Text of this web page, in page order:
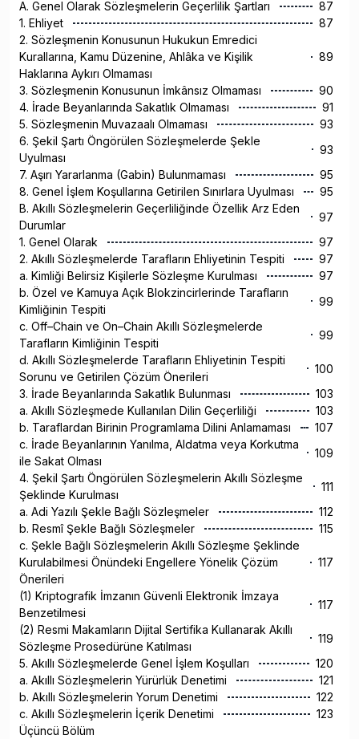
A. Genel Olarak Sözleşmelerin Geçerlilik Şartları
87
1. Ehliyet
87
2. Sözleşmenin Konusunun Hukukun Emredici
Kurallarına, Kamu Düzenine, Ahlâka ve Kişilik
Haklarına Aykırı Olmaması
89
3. Sözleşmenin Konusunun İmkânsız Olmaması
90
4. İrade Beyanlarında Sakatlık Olmaması
91
5. Sözleşmenin Muvazaalı Olmaması
93
6. Şekil Şartı Öngörülen Sözleşmelerde Şekle
Uyulması
93
7. Aşırı Yararlanma (Gabin) Bulunmaması
95
8. Genel İşlem Koşullarına Getirilen Sınırlara Uyulması
95
B. Akıllı Sözleşmelerin Geçerliliğinde Özellik Arz Eden
Durumlar
97
1. Genel Olarak
97
2. Akıllı Sözleşmelerde Tarafların Ehliyetinin Tespiti
97
a. Kimliği Belirsiz Kişilerle Sözleşme Kurulması
97
b. Özel ve Kamuya Açık Blokzincirlerinde Tarafların
Kimliğinin Tespiti
99
c. Off–Chain ve On–Chain Akıllı Sözleşmelerde
Tarafların Kimliğinin Tespiti
99
d. Akıllı Sözleşmelerde Tarafların Ehliyetinin Tespiti
Sorunu ve Getirilen Çözüm Önerileri
100
3. İrade Beyanlarında Sakatlık Bulunması
103
a. Akıllı Sözleşmede Kullanılan Dilin Geçerliliği
103
b. Taraflardan Birinin Programlama Dilini Anlamaması
107
c. İrade Beyanlarının Yanılma, Aldatma veya Korkutma
ile Sakat Olması
109
4. Şekil Şartı Öngörülen Sözleşmelerin Akıllı Sözleşme
Şeklinde Kurulması
111
a. Adi Yazılı Şekle Bağlı Sözleşmeler
112
b. Resmî Şekle Bağlı Sözleşmeler
115
c. Şekle Bağlı Sözleşmelerin Akıllı Sözleşme Şeklinde
Kurulabilmesi Önündeki Engellere Yönelik Çözüm
Önerileri
117
(1) Kriptografik İmzanın Güvenli Elektronik İmzaya
Benzetilmesi
117
(2) Resmi Makamların Dijital Sertifika Kullanarak Akıllı
Sözleşme Prosedürüne Katılması
119
5. Akıllı Sözleşmelerde Genel İşlem Koşulları
120
a. Akıllı Sözleşmelerin Yürürlük Denetimi
121
b. Akıllı Sözleşmelerin Yorum Denetimi
122
c. Akıllı Sözleşmelerin İçerik Denetimi
123
Üçüncü Bölüm